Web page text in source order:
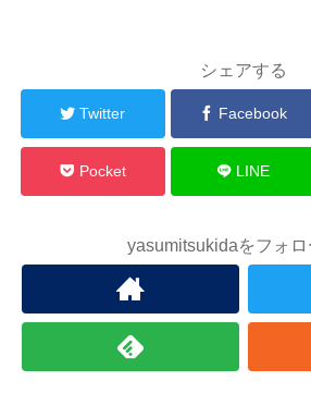
シェアする
Twitter Facebook
Pocket LINE
yasumitsukidaをフォロ